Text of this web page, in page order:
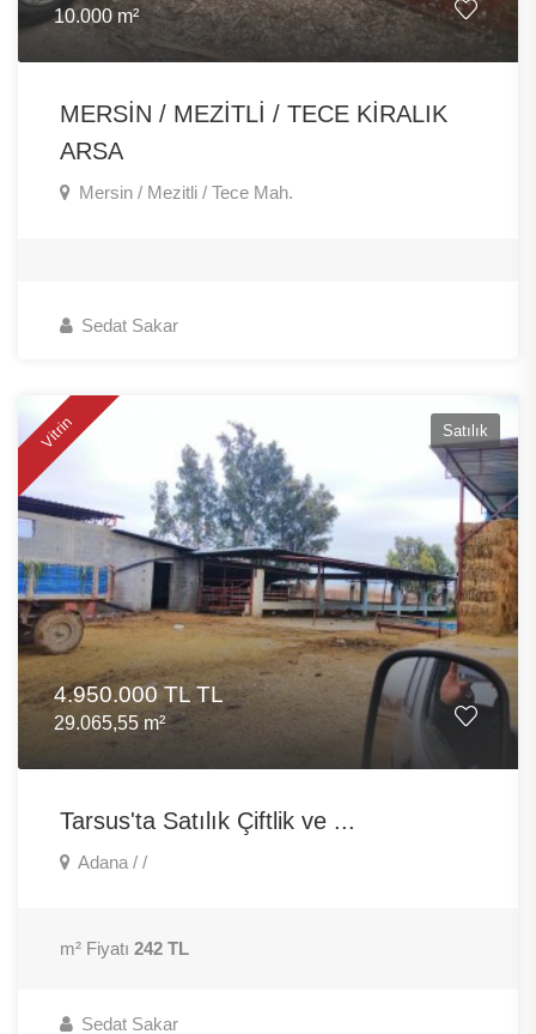
10.000 m²
MERSİN / MEZİTLİ / TECE KİRALIK
ARSA
Mersin / Mezitli / Tece Mah.
Sedat Sakar
Vitrin Satılık
4.950.000 TL TL
29.065,55 m²
Tarsus'ta Satılık Çiftlik ve ...
Adana / /
m² Fiyatı 242 TL
Sedat Sakar